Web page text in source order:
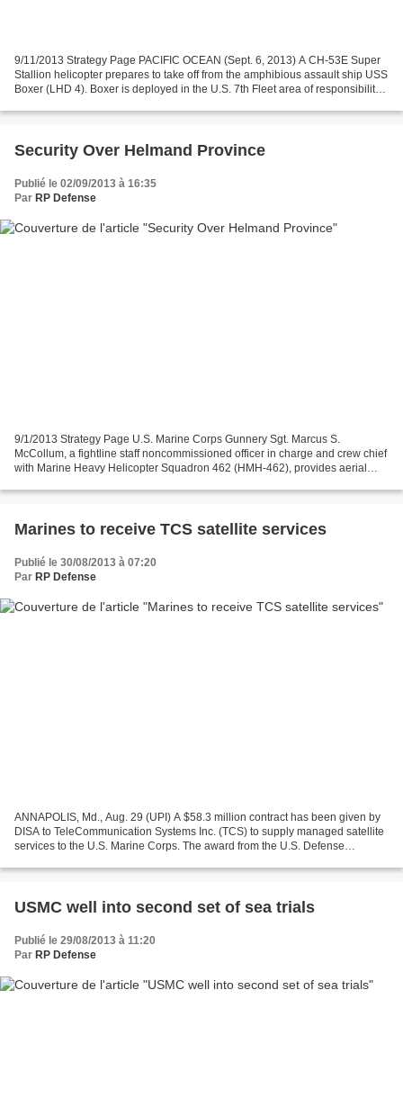
9/11/2013 Strategy Page PACIFIC OCEAN (Sept. 6, 2013) A CH-53E Super
Stallion helicopter prepares to take off from the amphibious assault ship USS
Boxer (LHD 4). Boxer is deployed in the U.S. 7th Fleet area of responsibility
Security Over Helmand Province
Publié le 02/09/2013 à 16:35
Par RP Defense
9/1/2013 Strategy Page U.S. Marine Corps Gunnery Sgt. Marcus S.
McCollum, a fightline staff noncommissioned officer in charge and crew chief
with Marine Heavy Helicopter Squadron 462 (HMH-462), provides aerial
Marines to receive TCS satellite services
Publié le 30/08/2013 à 07:20
Par RP Defense
ANNAPOLIS, Md., Aug. 29 (UPI) A $58.3 million contract has been given by
DISA to TeleCommunication Systems Inc. (TCS) to supply managed satellite
services to the U.S. Marine Corps. The award from the U.S. Defense
USMC well into second set of sea trials
Publié le 29/08/2013 à 11:20
Par RP Defense